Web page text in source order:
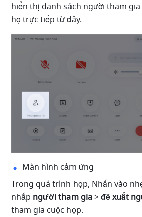
hiển thị danh sách người tham
họ trực tiếp từ đây.
Màn hình cảm ứng
Trong quá trình họp, Nhấn vào
nhấp người tham gia > đề xuất
tham gia cuộc họp.